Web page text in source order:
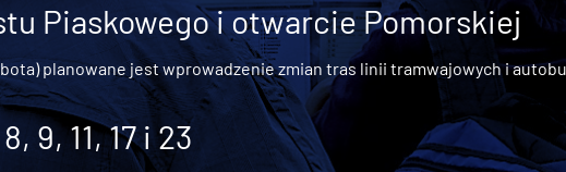
Piaskowego i otwarcie Pomorskiej
planowane jest wprowadzenie zmian tras linii tramwajowych i
9, 11, 17 i 23